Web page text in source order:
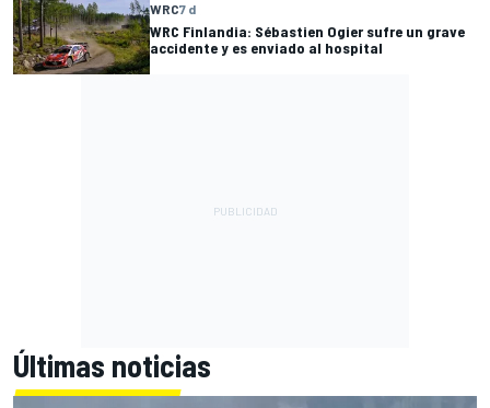
WRC7 d
WRC Finlandia: Sébastien Ogier sufre un grave
accidente y es enviado al hospital
Últimas noticias